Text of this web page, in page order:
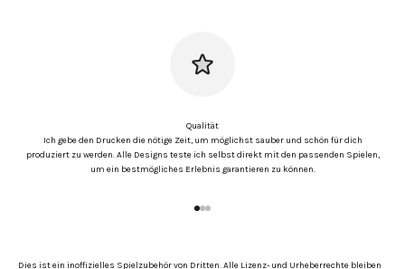
Qualität
Ich gebe den Drucken die nötige Zeit, um möglichst sauber und schön für dich
produziert zu werden. Alle Designs teste ich selbst direkt mit den passenden Spielen,
um ein bestmögliches Erlebnis garantieren zu können.
Dies ist ein inoffizielles Spielzubehör von Dritten. Alle Lizenz- und Urheberrechte bleiben